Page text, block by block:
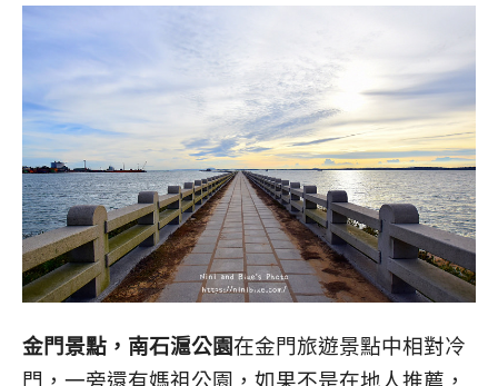
金門景點，南石滬公園在金門旅遊景點中相對冷
門，一旁還有媽祖公園，如果不是在地人推薦，